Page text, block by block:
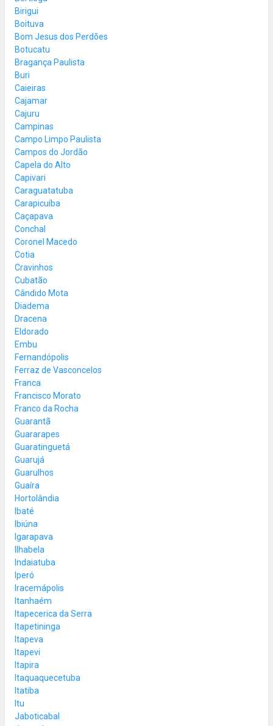
Birigui
Boituva
Bom Jesus dos Perdões
Botucatu
Bragança Paulista
Buri
Caieiras
Cajamar
Cajuru
Campinas
Campo Limpo Paulista
Campos do Jordão
Capela do Alto
Capivari
Caraguatatuba
Carapicuíba
Caçapava
Conchal
Coronel Macedo
Cotia
Cravinhos
Cubatão
Cândido Mota
Diadema
Dracena
Eldorado
Embu
Fernandópolis
Ferraz de Vasconcelos
Franca
Francisco Morato
Franco da Rocha
Guarantã
Guararapes
Guaratinguetá
Guarujá
Guarulhos
Guaíra
Hortolândia
Ibaté
Ibiúna
Igarapava
Ilhabela
Indaiatuba
Iperó
Iracemápolis
Itanhaém
Itapecerica da Serra
Itapetininga
Itapeva
Itapevi
Itapira
Itaquaquecetuba
Itatiba
Itu
Jaboticabal